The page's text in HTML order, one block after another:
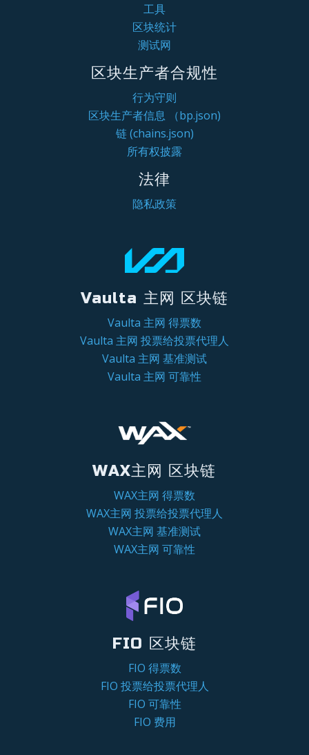
工具
区块统计
测试网
区块生产者合规性
行为守则
区块生产者信息 （bp.json)
链 (chains.json)
所有权披露
法律
隐私政策
Vaulta 主网 区块链
Vaulta 主网 得票数
Vaulta 主网 投票给投票代理人
Vaulta 主网 基准测试
Vaulta 主网 可靠性
WAX主网 区块链
WAX主网 得票数
WAX主网 投票给投票代理人
WAX主网 基准测试
WAX主网 可靠性
FIO 区块链
FIO 得票数
FIO 投票给投票代理人
FIO 可靠性
FIO 费用